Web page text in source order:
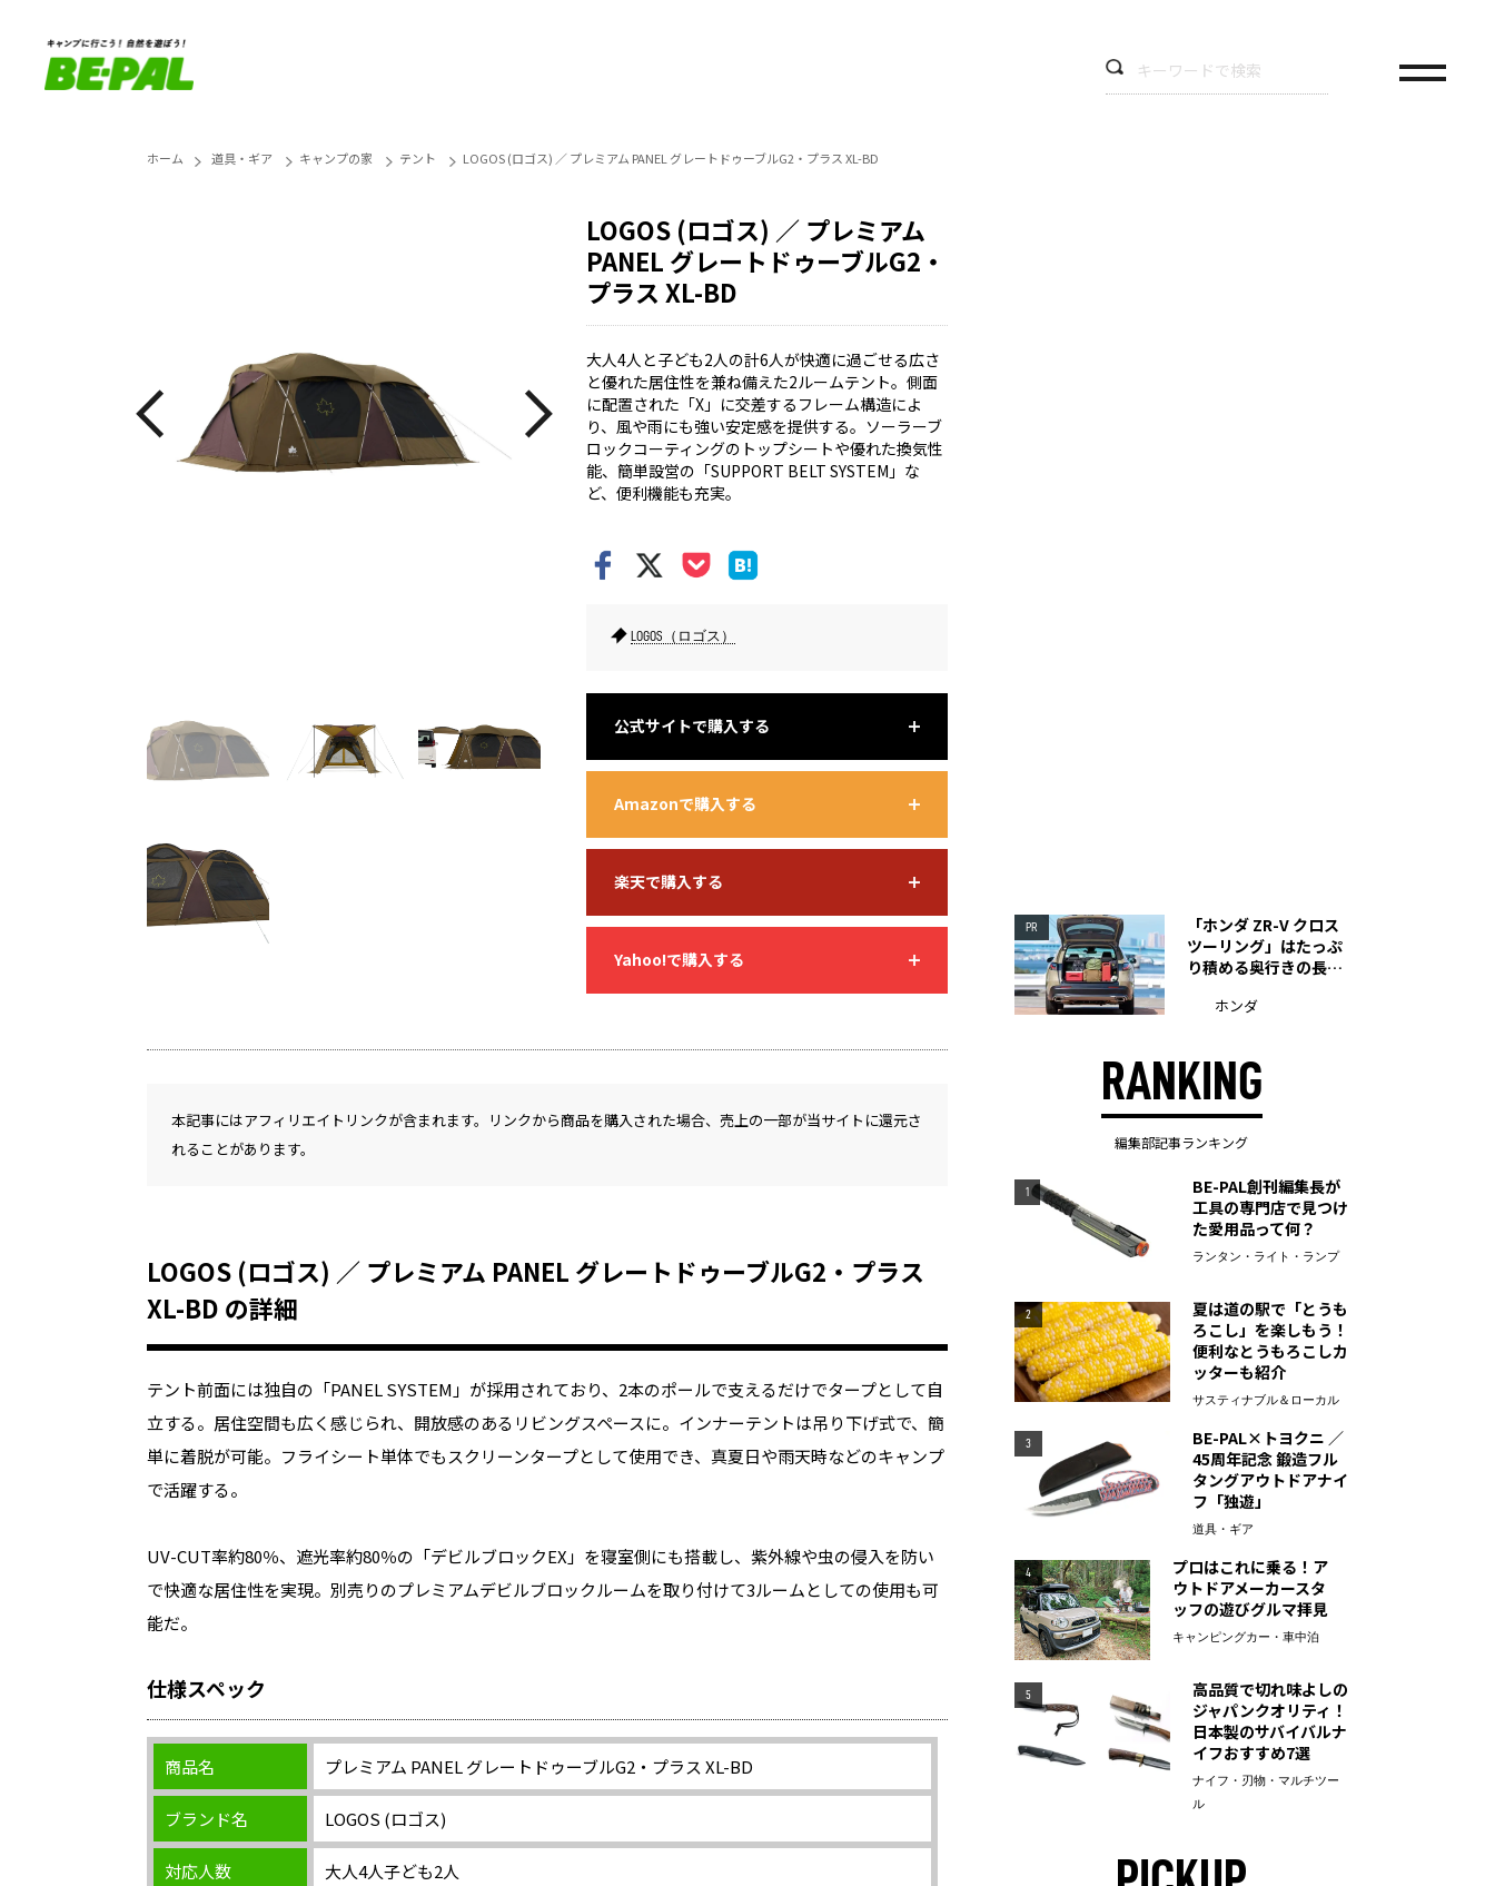
ホーム 道具・ギア キャンプの家 テント LOGOS (ロゴス) ／ プレミアム PANEL グレートドゥーブルG2・プラス XL-BD
インナーテントを外し、フライシート単体で大型のスクリーンタ
ープとしても使用できる。
LOGOS (ロゴス) ／ プレミアム
PANEL グレートドゥーブルG2・
プラス XL-BD
大人4人と子ども2人の計6人が快適に過ごせる広さ
と優れた居住性を兼ね備えた2ルームテント。側面
に配置された「X」に交差するフレーム構造によ
り、風や雨にも強い安定感を提供する。ソーラーブ
ロックコーティングのトップシートや優れた換気性
能、簡単設営の「SUPPORT BELT SYSTEM」な
ど、便利機能も充実。
LOGOS（ロゴス）
公式サイトで購入する
Amazonで購入する
楽天で購入する
Yahoo!で購入する
本記事にはアフィリエイトリンクが含まれます。リンクから商品を購入された場合、売上の一部が当サイトに還元さ
れることがあります。
LOGOS (ロゴス) ／ プレミアム PANEL グレートドゥーブルG2・プラス
XL-BD の詳細
テント前面には独自の「PANEL SYSTEM」が採用されており、2本のポールで支えるだけでタープとして自
立する。居住空間も広く感じられ、開放感のあるリビングスペースに。インナーテントは吊り下げ式で、簡
単に着脱が可能。フライシート単体でもスクリーンタープとして使用でき、真夏日や雨天時などのキャンプ
で活躍する。
UV-CUT率約80％、遮光率約80％の「デビルブロックEX」を寝室側にも搭載し、紫外線や虫の侵入を防い
で快適な居住性を実現。別売りのプレミアムデビルブロックルームを取り付けて3ルームとしての使用も可
能だ。
仕様スペック
商品名 プレミアム PANEL グレートドゥーブルG2・プラス XL-BD
ブランド名 LOGOS (ロゴス)
対応人数 大人4人子ども2人
PR
「ホンダ ZR-V クロス
ツーリング」はたっぷ
り積める奥行きの長い
ホンダ
RANKING
編集部記事ランキング
1
BE-PAL創刊編集長が
工具の専門店で見つけ
た愛用品って何？
ランタン・ライト・ランプ
2
夏は道の駅で「とうも
ろこし」を楽しもう！
便利なとうもろこしカ
ッターも紹介
サスティナブル＆ローカル
3
BE-PAL×トヨクニ ／
45周年記念 鍛造フル
タングアウトドアナイ
フ「独遊」
道具・ギア
4
プロはこれに乗る！ア
ウトドアメーカースタ
ッフの遊びグルマ拝見
キャンピングカー・車中泊
5
高品質で切れ味よしの
ジャパンクオリティ！
日本製のサバイバルナ
イフおすすめ7選
ナイフ・刃物・マルチツー
ル